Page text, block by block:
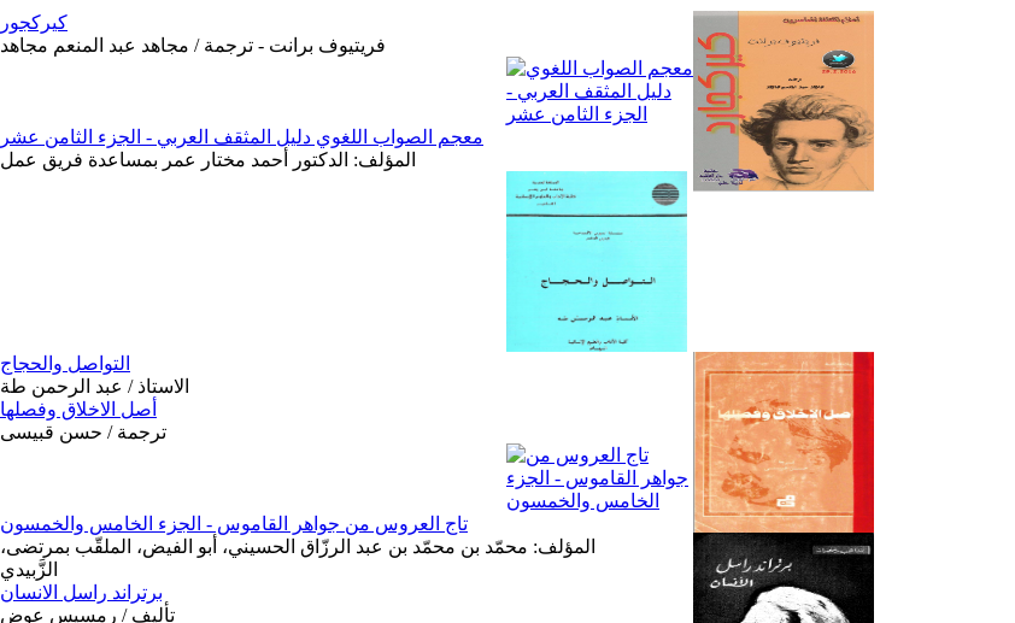
كيركجور
فريتيوف برانت - ترجمة / مجاهد عبد المنعم مجاهد
معجم الصواب اللغوي دليل المثقف العربي - الجزء الثامن عشر
المؤلف: الدكتور أحمد مختار عمر بمساعدة فريق عمل
التواصل والحجاج
الاستاذ / عبد الرحمن طة
أصل الاخلاق وفصلها
ترجمة / حسن قبيسى
تاج العروس من جواهر القاموس - الجزء الخامس والخمسون
المؤلف: محمّد بن محمّد بن عبد الرزّاق الحسيني، أبو الفيض، الملقّب بمرتضى،
الزَّبيدي
برتراند راسل الانسان
تأليف / رمسيس عوض